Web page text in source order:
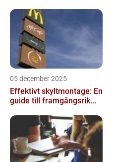
05 december 2025
Effektivt skyltmontage: En
guide till framgångsrik...